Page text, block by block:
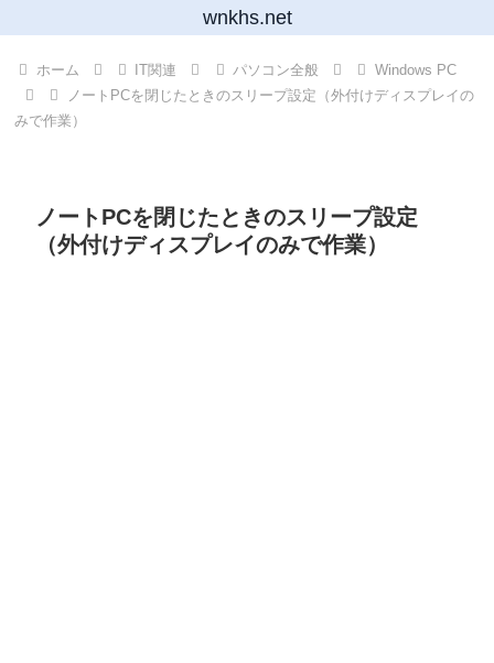
wnkhs.net
ホーム IT関連 パソコン全般
Windows PC
ノートPCを閉じたときのスリープ設定（外付けディスプレイの
みで作業）
ノートPCを閉じたときのスリープ設定
（外付けディスプレイのみで作業）